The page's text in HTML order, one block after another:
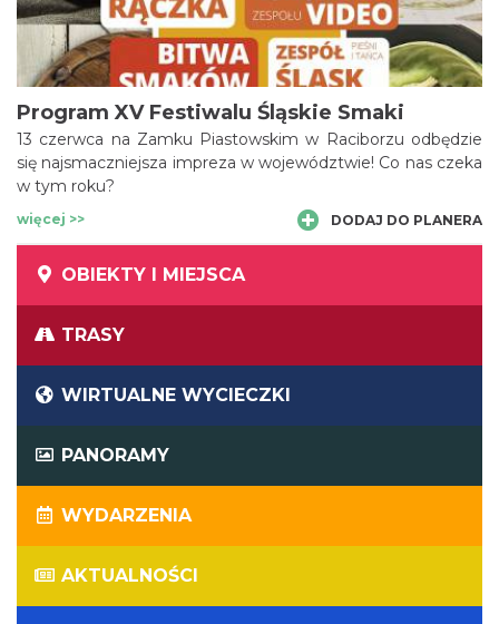
Program XV Festiwalu Śląskie Smaki
13 czerwca na Zamku Piastowskim w Raciborzu odbędzie
się najsmaczniejsza impreza w województwie! Co nas czeka
w tym roku?
więcej >> DODAJ DO PLANERA
OBIEKTY I MIEJSCA
TRASY
WIRTUALNE WYCIECZKI
PANORAMY
WYDARZENIA
AKTUALNOŚCI